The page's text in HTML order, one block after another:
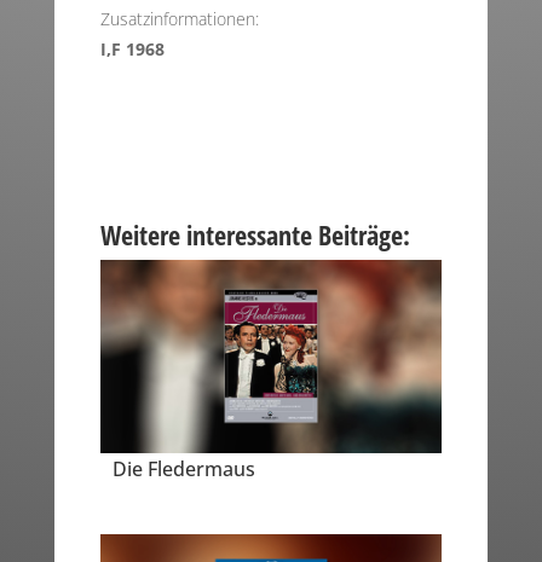
Zusatzinformationen:
I,F 1968
Weitere interessante Beiträge:
Die Fledermaus